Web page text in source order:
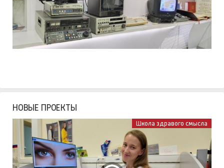
НОВЫЕ ПРОЕКТЫ
Школа здравого смысла